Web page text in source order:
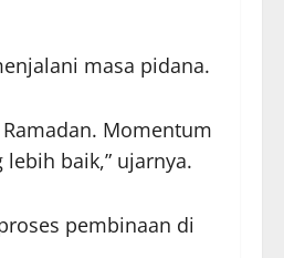
masa pidana.
Momentum
baik,” ujarnya.
pembinaan di